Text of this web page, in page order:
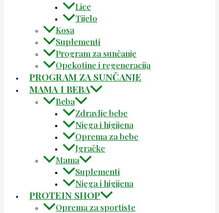
Lice
Tijelo
Kosa
Suplementi
Program za sunčanje
Opekotine i regeneracija
PROGRAM ZA SUNČANJE
MAMA I BEBA
Beba
Zdravlje bebe
Njega i higijena
Oprema za bebe
Igračke
Mama
Suplementi
Njega i higijena
PROTEIN SHOP
Oprema za sportiste